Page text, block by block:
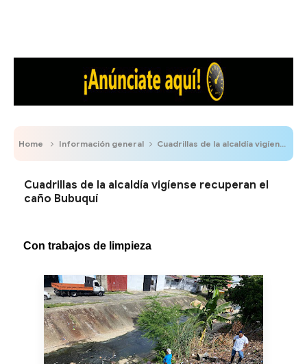
Home Información general Cuadrillas de la alcaldía vigíense recuperan el caño Bubuquí
Cuadrillas de la alcaldía vigíense recuperan el
caño Bubuquí
Con trabajos de limpieza